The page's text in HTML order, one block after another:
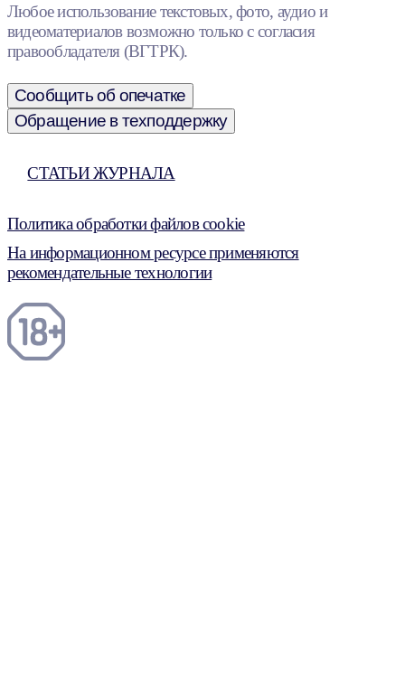
Любое использование текстовых, фото, аудио и
видеоматериалов возможно только с согласия
правообладателя (ВГТРК).
Сообщить об опечатке
Обращение в техподдержку
СТАТЬИ ЖУРНАЛА
Политика обработки файлов cookie
На информационном ресурсе применяются
рекомендательные технологии